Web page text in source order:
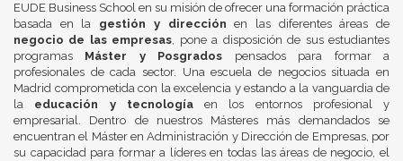
EUDE Business School en su misión de ofrecer una formación práctica
basada en la gestión y dirección en las diferentes áreas de
negocio de las empresas, pone a disposición de sus estudiantes
programas Máster y Posgrados pensados para formar a
profesionales de cada sector. Una escuela de negocios situada en
Madrid comprometida con la excelencia y estando a la vanguardia de
la educación y tecnologíaen los entornos profesional y
empresarial. Dentro de nuestros Másteres más demandados se
encuentran el Máster en Administración y Dirección de Empresas, por
su capacidad para formar a líderes en todas las áreas de negocio, el